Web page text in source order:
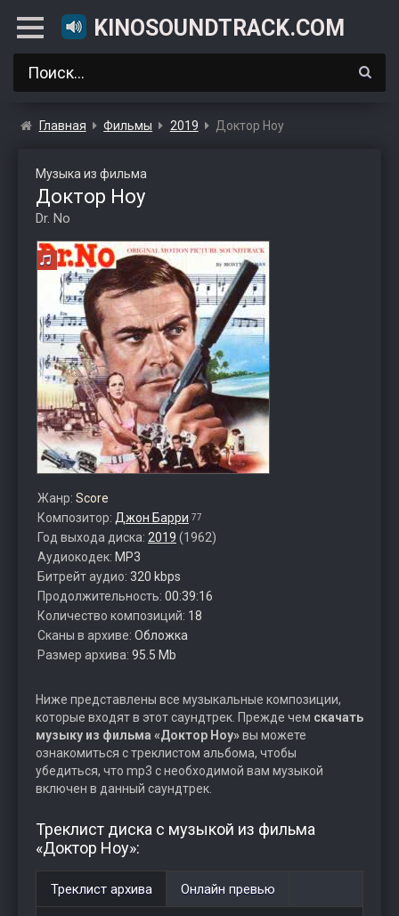
KINOSOUNDTRACK.COM
Главная Фильмы 2019 Доктор Ноу
Музыка из фильма
Доктор Ноу
Dr. No
Жанр: Score
Композитор: Джон Барри 77
Год выхода диска: 2019 (1962)
Аудиокодек: MP3
Битрейт аудио: 320 kbps
Продолжительность: 00:39:16
Количество композиций: 18
Сканы в архиве: Обложка
Размер архива: 95.5 Mb
Ниже представлены все музыкальные композиции,
которые входят в этот саундтрек. Прежде чем скачать
музыку из фильма «Доктор Ноу»вы можете
ознакомиться с треклистом альбома, чтобы
убедиться, что mp3 с необходимой вам музыкой
включен в данный саундтрек.
Треклист диска с музыкой из фильма
«Доктор Ноу»:
Треклист архива Онлайн превью